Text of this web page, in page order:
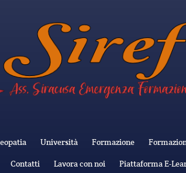
Università Formazione
Contatti Lavora con noi Piattaforma E-